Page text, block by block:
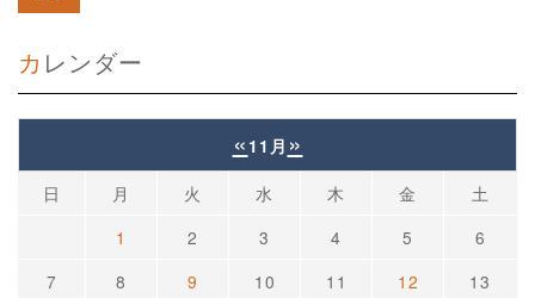
カレンダー
« 11月 »
日 月 火 水 木 金
土
1
2 3 4 5
6
7
8 9 10 11 12
13